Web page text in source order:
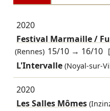
2020
Festival Marmaille /
(Rennes) 15/10 → 16/10
L'Intervalle (Noyal-sur-
2020
Les Salles Mômes